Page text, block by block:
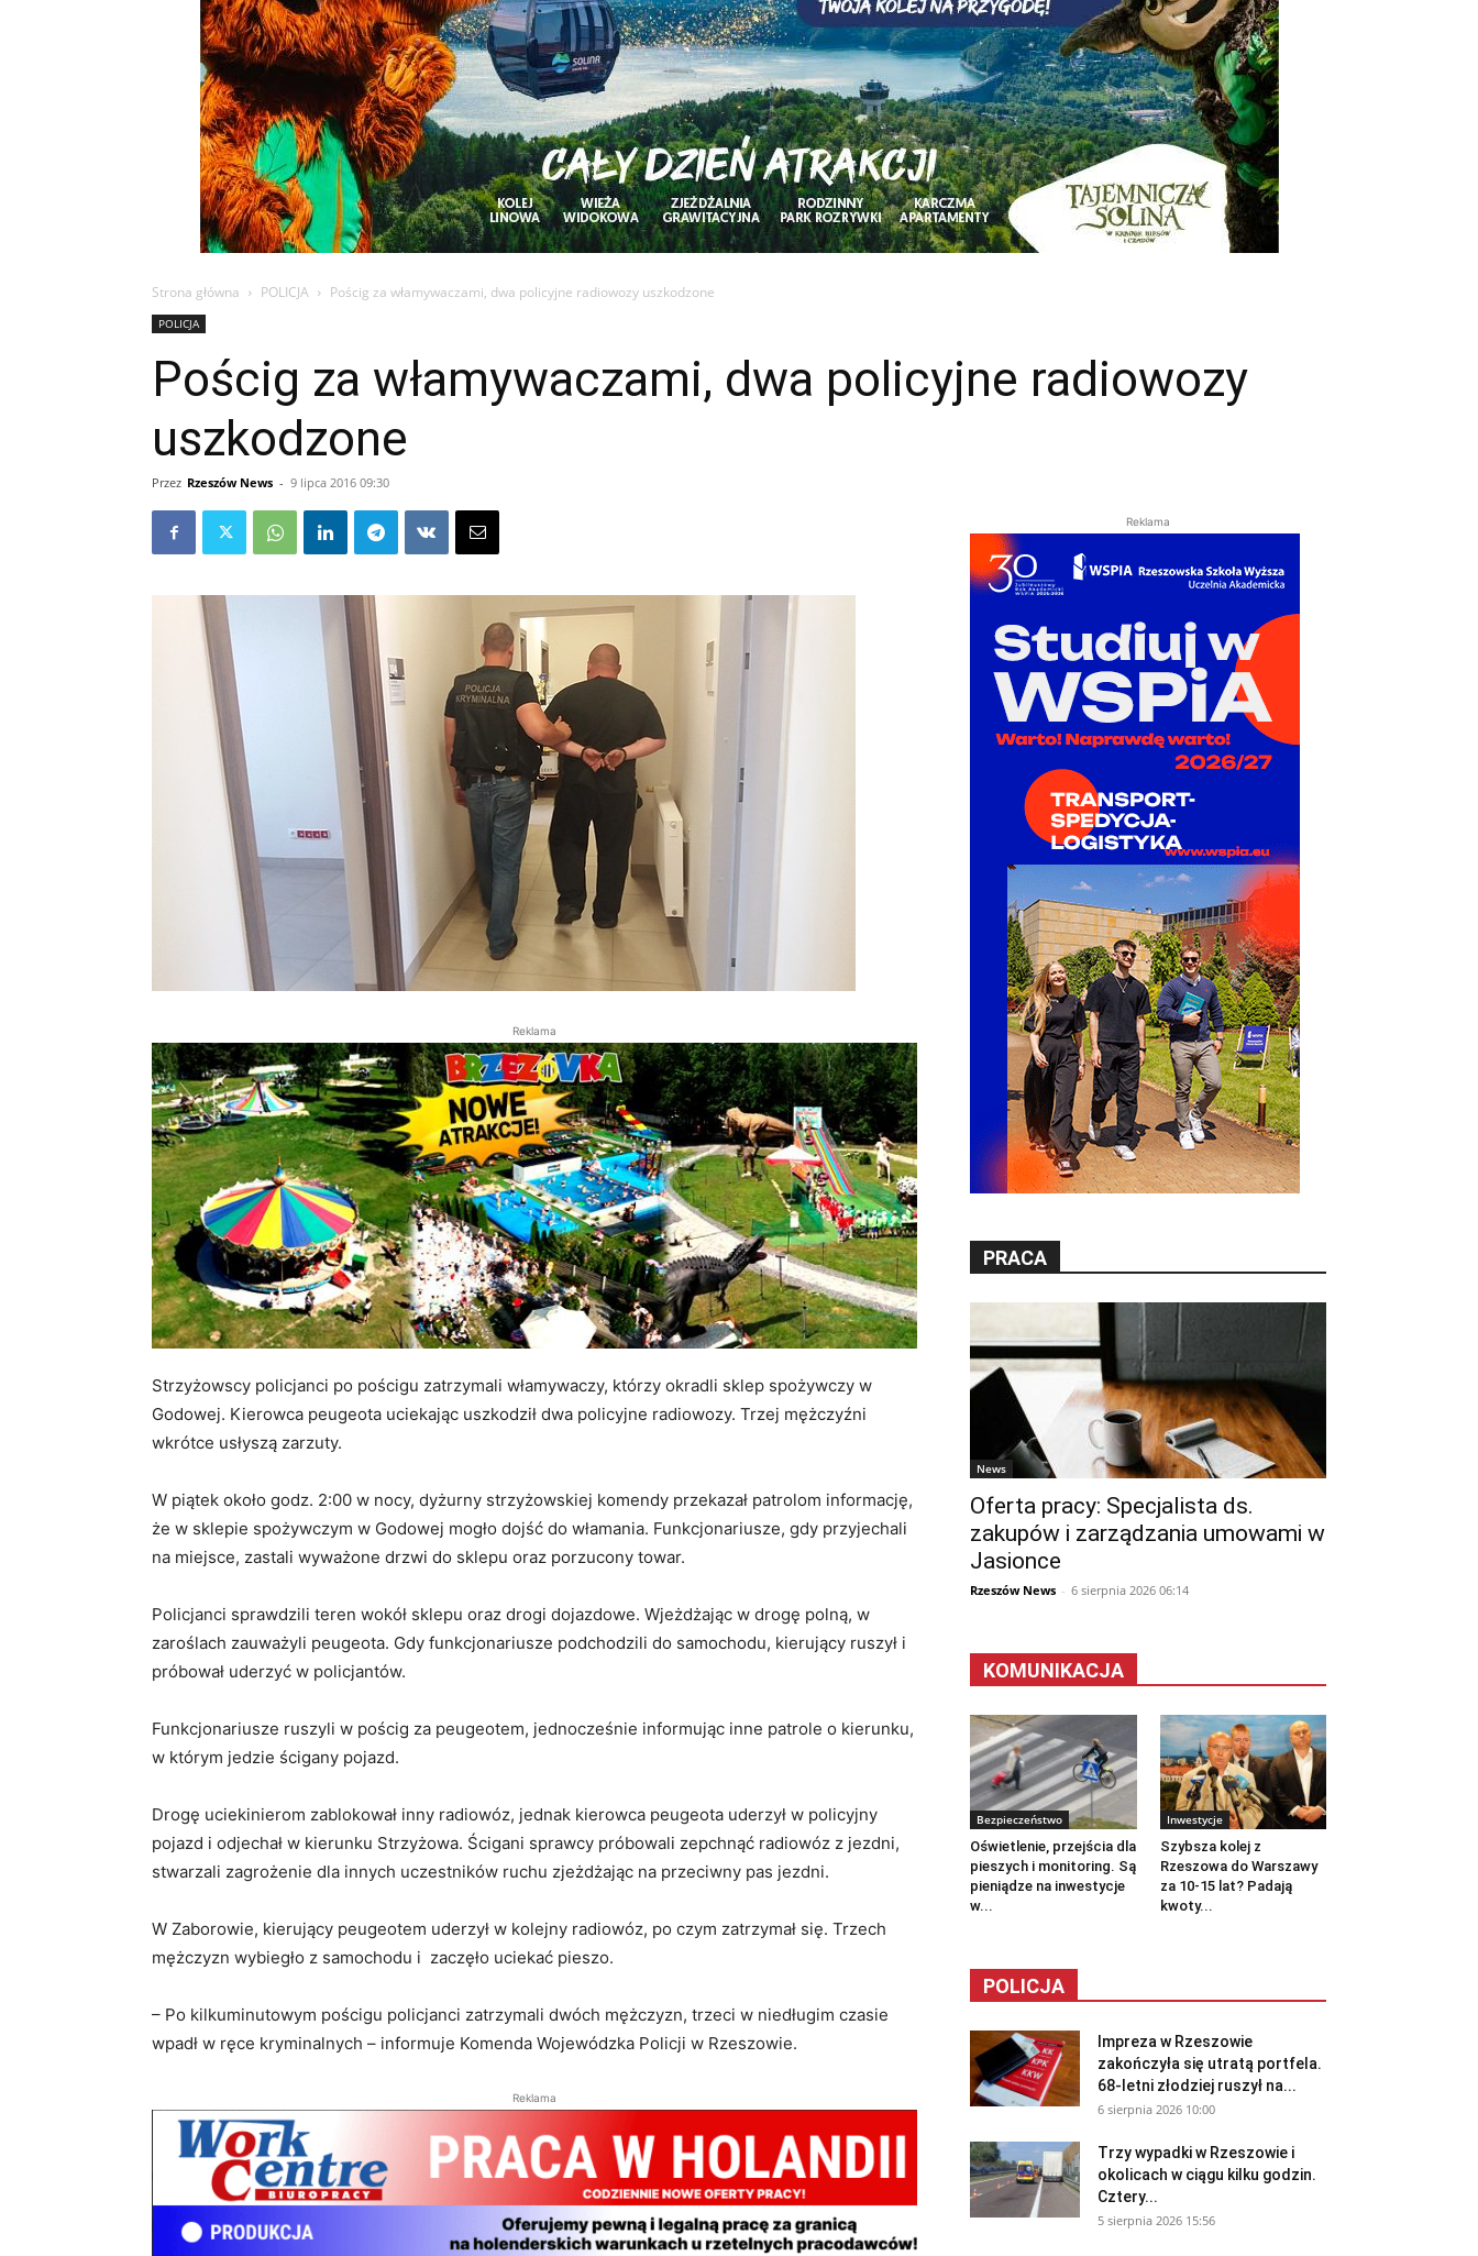
Strona główna POLICJA Pościg za włamywaczami, dwa policyjne radiowozy uszkodzone
POLICJA
Pościg za włamywaczami, dwa policyjne radiowozy
uszkodzone
Przez Rzeszów News - 9 lipca 2016 09:30
Reklama
Strzyżowscy policjanci po pościgu zatrzymali włamywaczy, którzy okradli sklep spożywczy w
Godowej. Kierowca peugeota uciekając uszkodził dwa policyjne radiowozy. Trzej mężczyźni
wkrótce usłyszą zarzuty.
W piątek około godz. 2:00 w nocy, dyżurny strzyżowskiej komendy przekazał patrolom informację,
że w sklepie spożywczym w Godowej mogło dojść do włamania. Funkcjonariusze, gdy przyjechali
na miejsce, zastali wyważone drzwi do sklepu oraz porzucony towar.
Policjanci sprawdzili teren wokół sklepu oraz drogi dojazdowe. Wjeżdżając w drogę polną, w
zaroślach zauważyli peugeota. Gdy funkcjonariusze podchodzili do samochodu, kierujący ruszył i
próbował uderzyć w policjantów.
Funkcjonariusze ruszyli w pościg za peugeotem, jednocześnie informując inne patrole o kierunku,
w którym jedzie ścigany pojazd.
Drogę uciekinierom zablokował inny radiowóz, jednak kierowca peugeota uderzył w policyjny
pojazd i odjechał w kierunku Strzyżowa. Ścigani sprawcy próbowali zepchnąć radiowóz z jezdni,
stwarzali zagrożenie dla innych uczestników ruchu zjeżdżając na przeciwny pas jezdni.
W Zaborowie, kierujący peugeotem uderzył w kolejny radiowóz, po czym zatrzymał się. Trzech
mężczyzn wybiegło z samochodu i zaczęło uciekać pieszo.
– Po kilkuminutowym pościgu policjanci zatrzymali dwóch mężczyzn, trzeci w niedługim czasie
wpadł w ręce kryminalnych – informuje Komenda Wojewódzka Policji w Rzeszowie.
Reklama
Reklama
PRACA
News
Oferta pracy: Specjalista ds.
zakupów i zarządzania umowami w
Jasionce
Rzeszów News - 6 sierpnia 2026 06:14
KOMUNIKACJA
Bezpieczeństwo
Oświetlenie, przejścia dla
pieszych i monitoring. Są
pieniądze na inwestycje
w...
Inwestycje
Szybsza kolej z
Rzeszowa do Warszawy
za 10-15 lat? Padają
kwoty...
POLICJA
Impreza w Rzeszowie
zakończyła się utratą portfela.
68-letni złodziej ruszył na...
6 sierpnia 2026 10:00
Trzy wypadki w Rzeszowie i
okolicach w ciągu kilku godzin.
Cztery...
5 sierpnia 2026 15:56